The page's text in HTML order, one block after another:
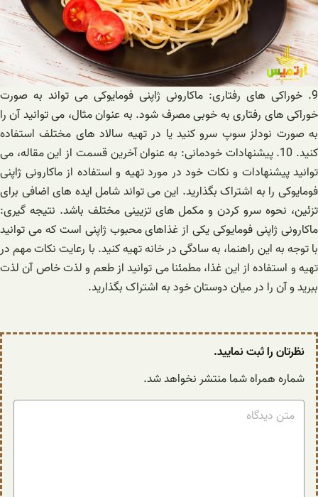
9. خوراکی های رفتاری: ماکارونی ژاپنی فومایوکی می تواند به صورت
خوراکی های رفتاری به خوبی مصرف شود. به عنوان مثال، می توانید آن را
به صورت نودلز سوپ سرو کنید یا در تهیه سالاد های مختلف استفاده
کنید. 10. پیشنهادات خودمانی: به عنوان آخرین قسمت از این مقاله، می
توانید پیشنهادات و نکات خود در مورد تهیه و استفاده از ماکارونی ژاپنی
فومایوکی را به اشتراک بگذارید. این می تواند شامل ایده های اضافی برای
تزئین، نحوه سرو کردن و مکمل های تزیینی مختلف باشد. نتیجه گیری:
ماکارونی ژاپنی فومایوکی یکی از غذاهای محبوب ژاپنی است که می توانید
با توجه به این راهنما، به سادگی در خانه تهیه کنید. با رعایت نکات مهم در
تهیه و استفاده از این غذا، مطمئنا می توانید از طعم و لذت خاص آن لذت
ببرید و آن را در میان دوستان خود به اشتراک بگذارید.
نظرتان را ثبت نمایید.
شماره همراه شما منتشر نخواهد شد.